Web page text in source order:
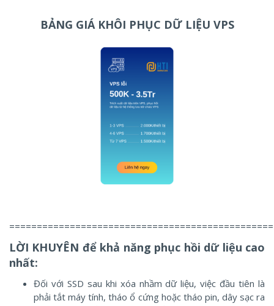
BẢNG GIÁ KHÔI PHỤC DỮ LIỆU VPS
LỜI KHUYÊN để khả năng phục hồi dữ liệu cao
nhất:
Đối với SSD sau khi xóa nhầm dữ liệu, việc đầu tiên là
phải tắt máy tính, tháo ổ cứng hoặc tháo pin, dây sạc ra